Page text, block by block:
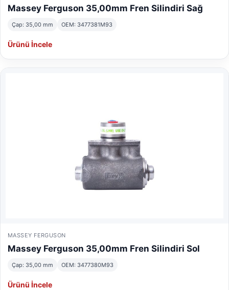
Massey Ferguson 35,00mm Fren Silindiri Sağ
Çap: 35,00 mm OEM: 3477381M93
Ürünü İncele
MASSEY FERGUSON
Massey Ferguson 35,00mm Fren Silindiri Sol
Çap: 35,00 mm OEM: 3477380M93
Ürünü İncele